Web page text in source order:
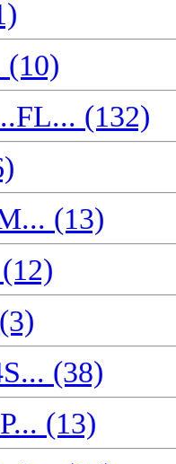
(132)
(13)
(38)
(13)